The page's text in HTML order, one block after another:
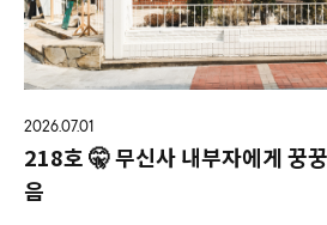
2026.07.01
218호 🤫 무신사 내부자에게 꿍
음